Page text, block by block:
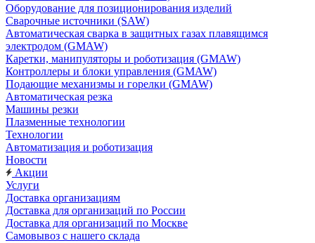
Оборудование для позиционирования изделий
Сварочные источники (SAW)
Автоматическая сварка в защитных газах плавящимся
электродом (GMAW)
Каретки, манипуляторы и роботизация (GMAW)
Контроллеры и блоки управления (GMAW)
Подающие механизмы и горелки (GMAW)
Автоматическая резка
Машины резки
Плазменные технологии
Технологии
Автоматизация и роботизация
Новости
Акции
Услуги
Доставка организациям
Доставка для организаций по России
Доставка для организаций по Москве
Самовывоз с нашего склада